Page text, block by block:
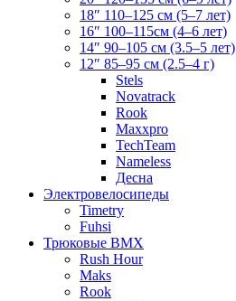
18″ 110–125 см (5–7 лет)
16″ 100–115см (4–6 лет)
14″ 90–105 см (3.5–5 лет)
12″ 85–95 см (2.5–4 г)
Stels
Novatrack
Rook
Maxxpro
TechTeam
Nameless
Десна
Электровелосипеды
Timetry
Fuhsi
Трюковые BMX
Rush Hour
Maks
Rook